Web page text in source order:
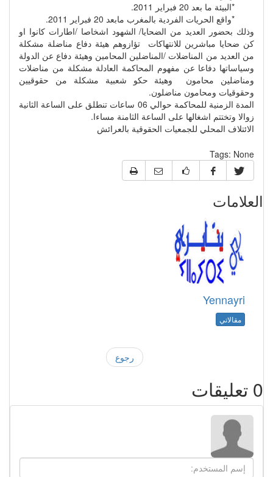
*البيئة ما بعد 20 فبراير 2011.
*واقع الحريات الفردية بالمغرب مابعد 20 فبراير 2011.
وذلك بحضور العديد من الضحايا/ الشهود اشخاصا /اطارات كانوا او
كن ضحايا مباشرين للانتهاكات تؤازوهم هيئة دفاع مناضلة مشكلة
من العديد من المناضلات /المناضلين المحامين وهيئة دفاع عن الدولة
وسياساتها دفاعا عن مفهوم المحاكمة العادلة مشكلة من مناضلات
ومناضلين محامون وهيئة حكو شعبية مشكلة من حقوقيين
وحقوقيات ومحامون مناضلون.
المدة الزمنية للمحاكمة حوالي 06 ساعات تنطلق على الساعة الثانية
زوالا وتختتم اشغالها على الساعة الثامنة مساءا.
الائتلاف المحلي للجمعيات الحقوقية بالعرائش
Tags:None
العلامات
Yennayri
مقالاتي
رجوع
0تعليقات